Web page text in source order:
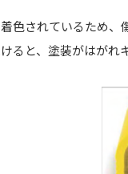
色されているため
ると、塗装がはがれ